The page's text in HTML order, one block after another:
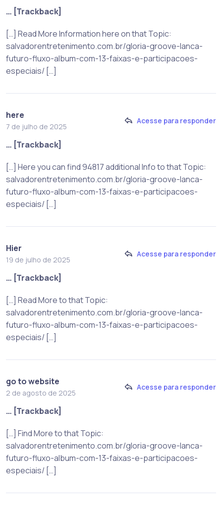
… [Trackback]
[…] Read More Information here on that Topic:
salvadorentretenimento.com.br/gloria-groove-lanca-
futuro-fluxo-album-com-13-faixas-e-participacoes-
especiais/ […]
here
7 de julho de 2025
Acesse para responder
… [Trackback]
[…] Here you can find 94817 additional Info to that Topic:
salvadorentretenimento.com.br/gloria-groove-lanca-
futuro-fluxo-album-com-13-faixas-e-participacoes-
especiais/ […]
Hier
19 de julho de 2025
Acesse para responder
… [Trackback]
[…] Read More to that Topic:
salvadorentretenimento.com.br/gloria-groove-lanca-
futuro-fluxo-album-com-13-faixas-e-participacoes-
especiais/ […]
go to website
2 de agosto de 2025
Acesse para responder
… [Trackback]
[…] Find More to that Topic:
salvadorentretenimento.com.br/gloria-groove-lanca-
futuro-fluxo-album-com-13-faixas-e-participacoes-
especiais/ […]